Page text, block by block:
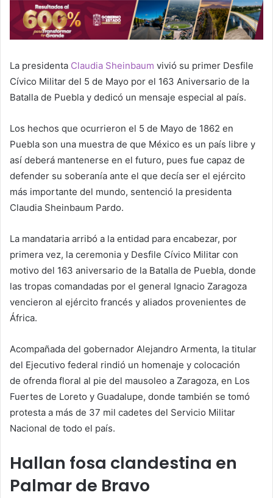
La presidenta Claudia Sheinbaum vivió su primer Desfile
Cívico Militar del 5 de Mayo por el 163 Aniversario de la
Batalla de Puebla y dedicó un mensaje especial al país.
Los hechos que ocurrieron el 5 de Mayo de 1862 en
Puebla son una muestra de que México es un país libre y
así deberá mantenerse en el futuro, pues fue capaz de
defender su soberanía ante el que decía ser el ejército
más importante del mundo, sentenció la presidenta
Claudia Sheinbaum Pardo.
La mandataria arribó a la entidad para encabezar, por
primera vez, la ceremonia y Desfile Cívico Militar con
motivo del 163 aniversario de la Batalla de Puebla, donde
las tropas comandadas por el general Ignacio Zaragoza
vencieron al ejército francés y aliados provenientes de
África.
Acompañada del gobernador Alejandro Armenta, la titular
del Ejecutivo federal rindió un homenaje y colocación
de ofrenda floral al pie del mausoleo a Zaragoza, en Los
Fuertes de Loreto y Guadalupe, donde también se tomó
protesta a más de 37 mil cadetes del Servicio Militar
Nacional de todo el país.
Hallan fosa clandestina en
Palmar de Bravo